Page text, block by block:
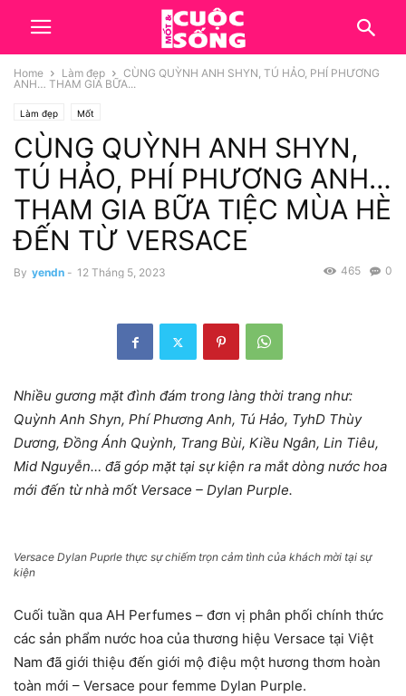
Home Làm đẹp
CÙNG QUỲNH ANH SHYN, TÚ HẢO, PHÍ PHƯƠNG
ANH… THAM GIA BỮA...
Làm đẹp Mốt
CÙNG QUỲNH ANH SHYN,
TÚ HẢO, PHÍ PHƯƠNG ANH…
THAM GIA BỮA TIỆC MÙA HÈ
ĐẾN TỪ VERSACE
By yendn - 12 Tháng 5, 2023 0
465
Nhiều gương mặt đình đám trong làng thời trang như:
Quỳnh Anh Shyn, Phí Phương Anh, Tú Hảo, TyhD Thùy
Dương, Đồng Ánh Quỳnh, Trang Bùi, Kiều Ngân, Lin Tiêu,
Mid Nguyễn… đã góp mặt tại sự kiện ra mắt dòng nước hoa
mới đến từ nhà mốt Versace – Dylan Purple.
Versace Dylan Puprle thực sự chiếm trọn cảm tình của khách mời tại sự
kiện
Cuối tuần qua AH Perfumes – đơn vị phân phối chính thức
các sản phẩm nước hoa của thương hiệu Versace tại Việt
Nam đã giới thiệu đến giới mộ điệu một hương thơm hoàn
toàn mới – Versace pour femme Dylan Purple.